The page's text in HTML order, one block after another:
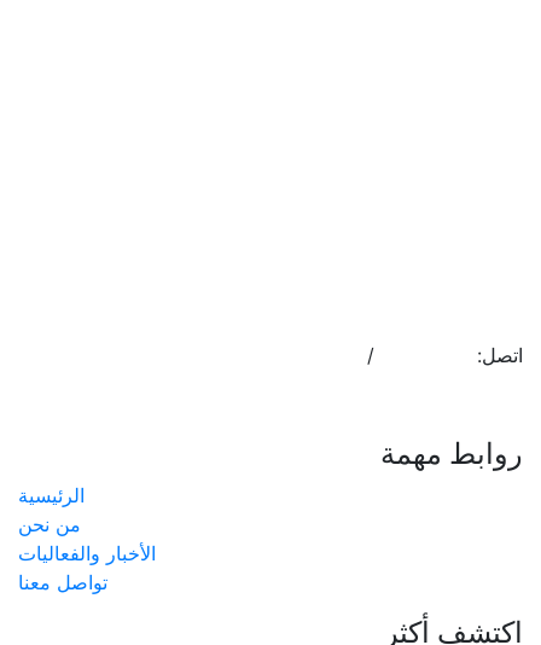
اتصل: /
روابط مهمة
الرئيسية
من نحن
الأخبار والفعاليات
تواصل معنا
اكتشف أكثر